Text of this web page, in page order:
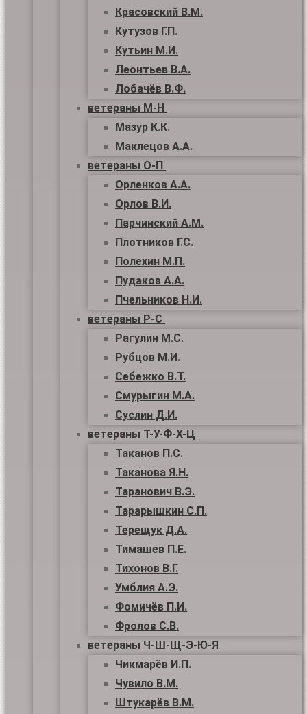
Красовский В.М.
Кутузов Г.П.
Кутьин М.И.
Леонтьев В.А.
Лобачёв В.Ф.
ветераны М-Н
Мазур К.К.
Маклецов А.А.
ветераны О-П
Орленков А.А.
Орлов В.И.
Парчинский А.М.
Плотников Г.С.
Полехин М.П.
Пудаков А.А.
Пчельников Н.И.
ветераны Р-С
Рагулин М.С.
Рубцов М.И.
Себежко В.Т.
Смурыгин М.А.
Суслин Д.И.
ветераны Т-У-Ф-Х-Ц
Таканов П.С.
Таканова Я.Н.
Таранович В.Э.
Тарарышкин С.П.
Терещук Д.А.
Тимашев П.Е.
Тихонов В.Г.
Умблия А.Э.
Фомичёв П.И.
Фролов С.В.
ветераны Ч-Ш-Щ-Э-Ю-Я
Чикмарёв И.П.
Чувило В.М.
Штукарёв В.М.